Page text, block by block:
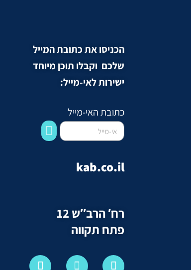
הכניסו את כתובת המייל
שלכם וקבלו תוכן מיוחד
ישירות לאי-מייל:
כתובת האי-מייל
kab.co.il
רח′ הרב″ש 12
פתח תקווה